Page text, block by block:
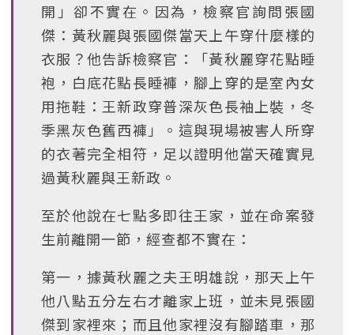
開」卻不實在。因為，檢察官詢問張國
傑：黃秋麗與張國傑當天上午穿什麼樣的
衣服？他告訴檢察官：「黃秋麗穿花點睡
袍，白底花點長睡褲，腳上穿的是室內女
用拖鞋：王新政穿普深灰色長袖上裝，冬
季黑灰色舊西褲」。這與現場被害人所穿
的衣著完全相符，足以證明他當天確實見
過黃秋麗與王新政。
至於他說在七點多即往王家，並在命案發
生前離開一節，經查都不實在：
第一，據黃秋麗之夫王明雄說，那天上午
他八點五分左右才離家上班，並未見張國
傑到家裡來；而且他家裡沒有腳踏車，那